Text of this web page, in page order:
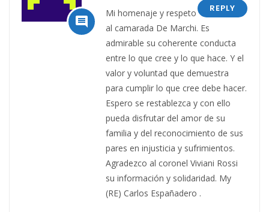

REPLY
Mi homenaje y respeto
al camarada De Marchi. Es
admirable su coherente conducta
entre lo que cree y lo que hace. Y el
valor y voluntad que demuestra
para cumplir lo que cree debe hacer.
Espero se restablezca y con ello
pueda disfrutar del amor de su
familia y del reconocimiento de sus
pares en injusticia y sufrimientos.
Agradezco al coronel Viviani Rossi
su información y solidaridad. My
(RE) Carlos Españadero .